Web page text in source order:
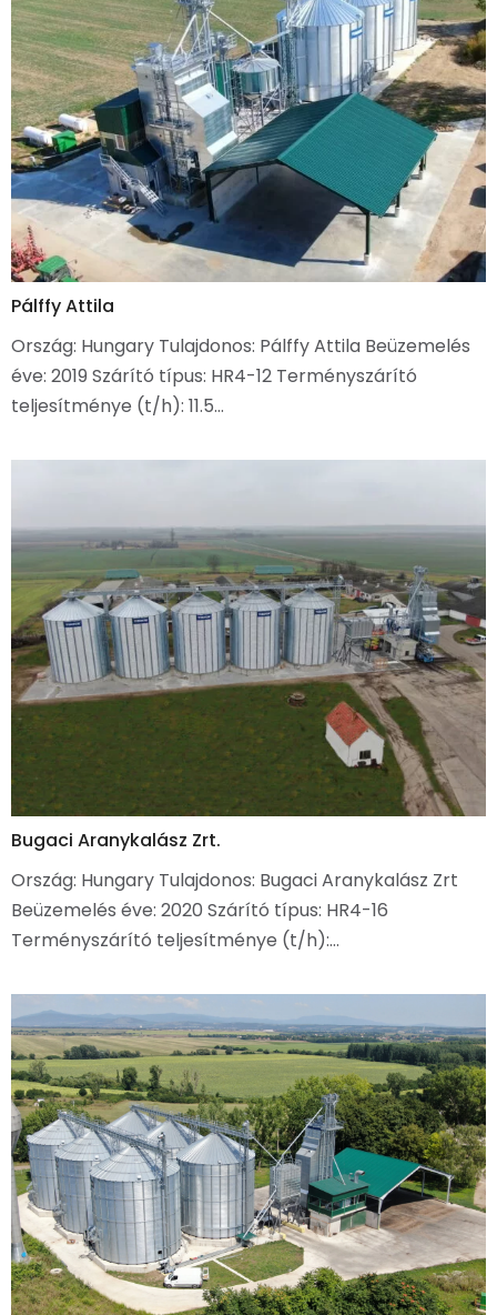
Pálffy Attila
Ország: Hungary Tulajdonos: Pálffy Attila Beüzemelés
éve: 2019 Szárító típus: HR4-12 Terményszárító
teljesítménye (t/h): 11.5…
Bugaci Aranykalász Zrt.
Ország: Hungary Tulajdonos: Bugaci Aranykalász Zrt
Beüzemelés éve: 2020 Szárító típus: HR4-16
Terményszárító teljesítménye (t/h):…